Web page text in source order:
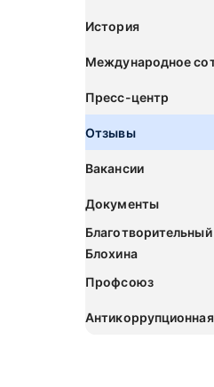
История
Международное
Пресс-центр
Отзывы
Вакансии
Документы
Блохина
Профсоюз